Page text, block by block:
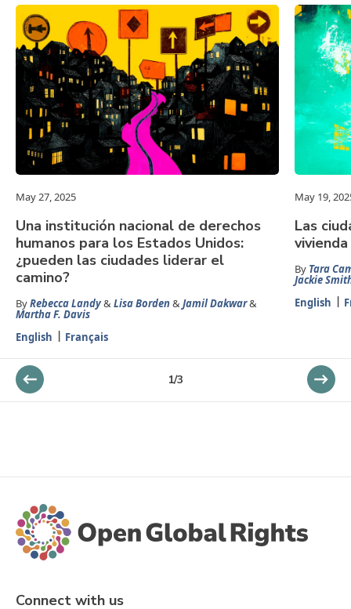
May 27, 2025
Una institución nacional de derechos
humanos para los Estados Unidos:
¿pueden las ciudades liderar el
camino?
ByRebecca Landy& Lisa Borden& Jamil Dakwar&
Martha F. Davis
English
Français
May 19,
Las
vivienda
By Tara
Jackie
English
1/3
Connect with us